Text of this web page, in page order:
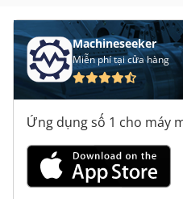
Machineseeker
Miễn phí tại cửa hàng
Ứng dụng số 1 cho máy